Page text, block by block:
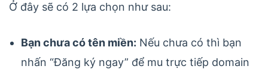
Ở đây sẽ có 2 lựa chọn như sau:
Bạn chưa có tên miền: Nếu chưa có thì bạn
nhấn “Đăng ký ngay” để mu trực tiếp domain